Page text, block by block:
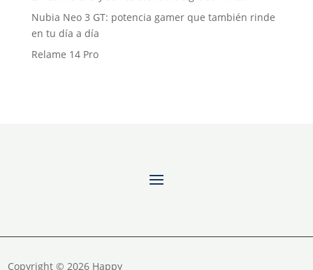
Nubia Neo 3 GT: potencia gamer que también rinde
en tu día a día
Relame 14 Pro
Copyright © 2026 Happy